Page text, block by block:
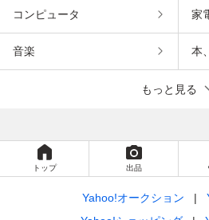
コンピュータ 家
音楽 本
もっと見る
トップ 出品
Yahoo!オークション